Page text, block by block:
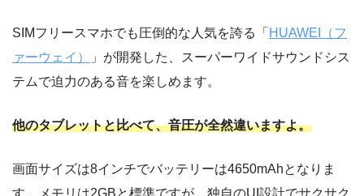
SIMフリースマホでも圧倒的な人気を誇る「 HUAWEI（フ
ァーウェイ）
」が開発した、スーパーワイドサウンドシス
テムで迫力のある音を楽しめます。
他のタブレットと比べて、音圧が全然違いますよ。
画面サイズは8インチでバッテリーは4650mAhとなりま